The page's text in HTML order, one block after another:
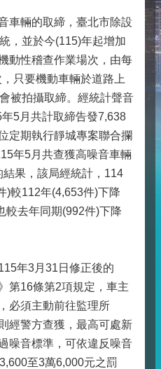
車輛的取締，臺北市除設
，並於今(115)年起增加
動性稽查作業場次，由每
只要機動車輛於道路上
被拍攝取締。經統計聲音
5月共計取締告發7,638
定期執行靜城專案聯合攔
年5月共查獲高噪音車輛
果，該局經統計，114
)較112年(4,653件)下降
較去年同期(992件)下降
年3月31日修正後的
第16條第2項規定，車主
必須主動前往監理所
經警方查獲，最高可處新
噪音標準，可依違反噪音
至3萬6,000元之罰